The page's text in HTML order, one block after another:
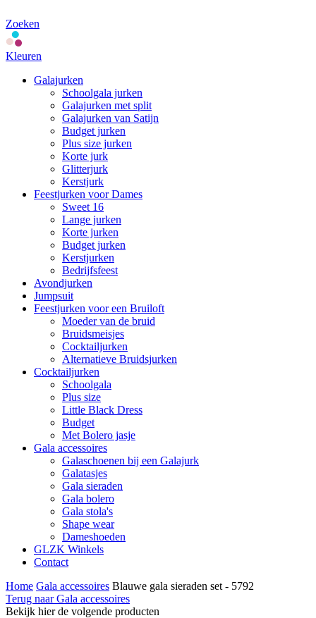
Zoeken
Kleuren
Galajurken
Schoolgala jurken
Galajurken met split
Galajurken van Satijn
Budget jurken
Plus size jurken
Korte jurk
Glitterjurk
Kerstjurk
Feestjurken voor Dames
Sweet 16
Lange jurken
Korte jurken
Budget jurken
Kerstjurken
Bedrijfsfeest
Avondjurken
Jumpsuit
Feestjurken voor een Bruiloft
Moeder van de bruid
Bruidsmeisjes
Cocktailjurken
Alternatieve Bruidsjurken
Cocktailjurken
Schoolgala
Plus size
Little Black Dress
Budget
Met Bolero jasje
Gala accessoires
Galaschoenen bij een Galajurk
Galatasjes
Gala sieraden
Gala bolero
Gala stola's
Shape wear
Dameshoeden
GLZK Winkels
Contact
Home Gala accessoires Blauwe gala sieraden set - 5792
Terug naar Gala accessoires
Bekijk hier de volgende producten